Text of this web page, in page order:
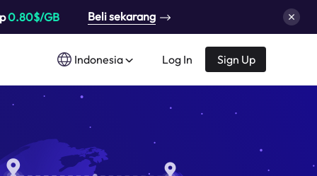
0.80$/GB Beli sekarang
Indonesia Log In Sign Up